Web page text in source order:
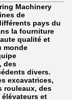
Machinery
de
pays du
la fourniture
qualité et
monde
des
divers.
excavatrices,
rouleaux, des
et